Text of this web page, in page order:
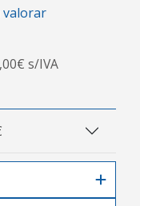
valorar
s/IVA